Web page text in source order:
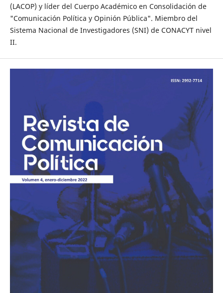
(LACOP) y líder del Cuerpo Académico en Consolidación de
"Comunicación Política y Opinión Pública". Miembro del
Sistema Nacional de Investigadores (SNI) de CONACYT nivel
II.